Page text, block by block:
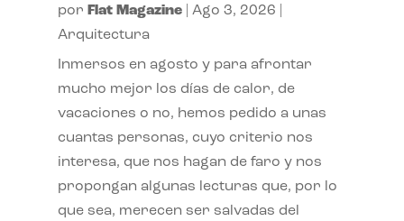
por Flat Magazine| Ago 3, 2026
Arquitectura
Inmersos en agosto y para afrontar
mucho mejor los días de calor, de
vacaciones o no, hemos pedido a unas
cuantas personas, cuyo criterio nos
interesa, que nos hagan de faro y nos
propongan algunas lecturas que, por lo
que sea, merecen ser salvadas del